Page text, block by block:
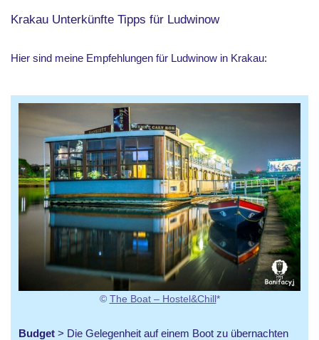
Krakau Unterkünfte Tipps für Ludwinow
Hier sind meine Empfehlungen für Ludwinow in Krakau:
© The Boat – Hostel&Chill *
Budget > Die Gelegenheit auf einem Boot zu übernachten